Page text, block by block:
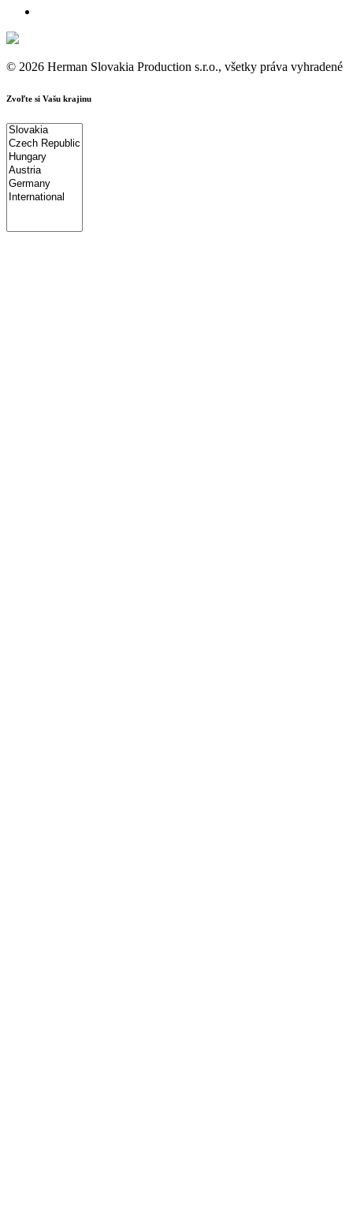
© 2026 Herman Slovakia Production s.r.o., všetky práva vyhradené
Zvoľte si Vašu krajinu